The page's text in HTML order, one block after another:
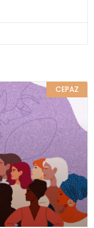
CEPAZ